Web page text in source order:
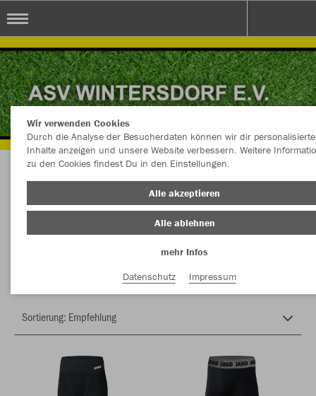
Herzlich Willkommen im Teamshop ASV
Wintersdorf e.V.
Wir verwenden Cookies
Durch die Analyse der Besucherdaten können wir dir personalisierte
Inhalte anzeigen und unsere Website verbessern. Weitere
zu den Cookies findest Du in den Einstellungen.
Alle akzeptieren
Alle ablehnen
mehr Infos
Datenschutz
Impressum